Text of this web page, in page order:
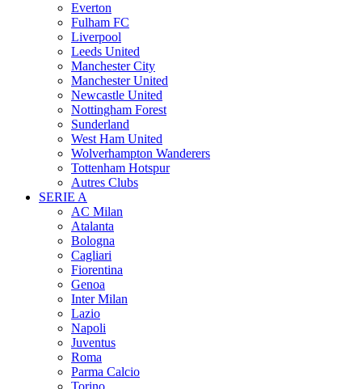
Everton
Fulham FC
Liverpool
Leeds United
Manchester City
Manchester United
Newcastle United
Nottingham Forest
Sunderland
West Ham United
Wolverhampton Wanderers
Tottenham Hotspur
Autres Clubs
SERIE A
AC Milan
Atalanta
Bologna
Cagliari
Fiorentina
Genoa
Inter Milan
Lazio
Napoli
Juventus
Roma
Parma Calcio
Torino